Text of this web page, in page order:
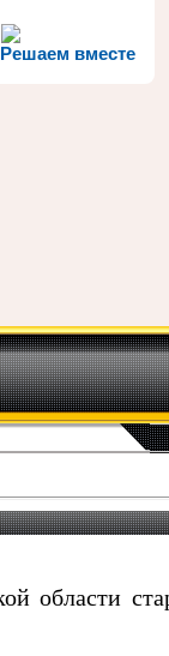
Решаем вместе
области